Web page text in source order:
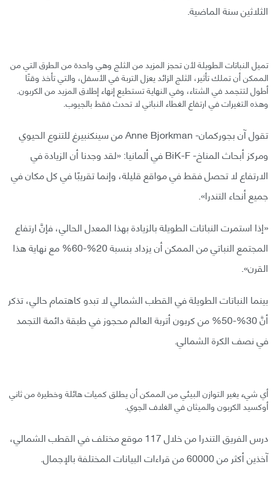
الثلاثين سنة الماضية.
تميل النباتات الطويلة لأن تحجز المزيد من الثلج وهي واحدة من الطرق التي من
الممكن أن تملك تأثير، الثلج الزائد يعزل التربة في الأسفل، والتي تأخذ وقتًا
أطول لتتجمد في الشتاء، وفي النهاية تستطيع إنهاء إطلاق المزيد من الكربون.
وهذه التغيرات في ارتفاع الغطاء النباتي لا تحدث فقط بالجيوب.
تقول آن بجوركمان- Anne Bjorkman من سينكنبيرغ للتنوع الحيوي
ومركز أبحاث المناخ- BiK-F في ألمانيا: «لقد وجدنا أن الزيادة في
الارتفاع لا تحصل فقط في مواقع قليلة، وإنما تقريبًا في كل مكان في
جميع أنحاء التندرا».
«إذا استمرت النباتات الطويلة بالزيادة بهذا المعدل الحالي، فإنَّ ارتفاع
المجتمع النباتي من الممكن أن يزداد بنسبة 20%-60% مع نهاية هذا
القرن».
بينما النباتات الطويلة في القطب الشمالي لا تبدو كاهتمام حالي، تذكر
أنَّ 30%-50% من كربون أتربة العالم محجوز في طبقة دائمة التجمد
في نصف الكرة الشمالي.
أي شيء يغير التوازن البيئي من الممكن أن يطلق كميات هائلة وخطيرة من ثاني
أوكسيد الكربون والميثان في الغلاف الجوي.
درس الفريق التندرا من خلال 117 موقع مختلف في القطب الشمالي،
آخذين أكثر من 60000 من قراءات البيانات المختلفة بالإجمال.